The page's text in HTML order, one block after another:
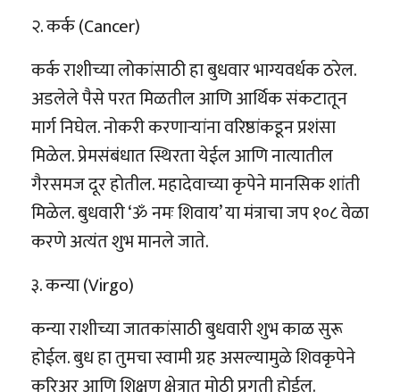
२. कर्क (Cancer)
कर्क राशीच्या लोकांसाठी हा बुधवार भाग्यवर्धक ठरेल.
अडलेले पैसे परत मिळतील आणि आर्थिक संकटातून
मार्ग निघेल. नोकरी करणाऱ्यांना वरिष्ठांकडून प्रशंसा
मिळेल. प्रेमसंबंधात स्थिरता येईल आणि नात्यातील
गैरसमज दूर होतील. महादेवाच्या कृपेने मानसिक शांती
मिळेल. बुधवारी ‘ॐ नमः शिवाय’ या मंत्राचा जप १०८ वेळा
करणे अत्यंत शुभ मानले जाते.
३. कन्या (Virgo)
कन्या राशीच्या जातकांसाठी बुधवारी शुभ काळ सुरू
होईल. बुध हा तुमचा स्वामी ग्रह असल्यामुळे शिवकृपेने